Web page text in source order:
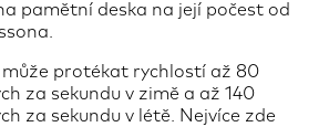
pamětní deska na její počest od
může protékat rychlostí až 80
za sekundu v zimě a až 140
za sekundu v létě. Nejvíce zde